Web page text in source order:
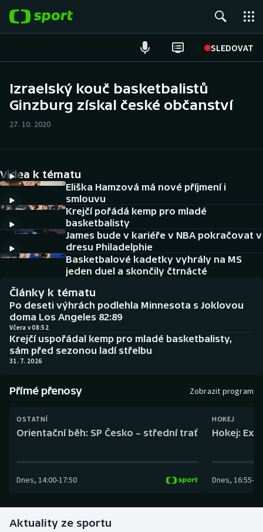
SLEDOVAT
Hokej
Cyklistika
DALŠÍ SPORTY
Americký fotbal
Baseball a softbal
Basketbal
Biatlon
Boby a skeleton
Box
Curling
Golf
NEPŘEHLÉDNĚTE
Historické návraty
Aplikace ČT sport
AZ kvíz
Izraelský kouč basketbalistů
Ginzburg získal české občanství
27. 10. 2020
Videa k tématu
Eliška Hamzová má nové příjmení i
smlouvu
Krejčí pořádá kemp pro mladé
basketbalisty
James bude v kariéře v NBA pokračovat v
dresu Philadelphie
Basketbalové kadetky vyhrály na MS
jeden duel a skončily čtrnácté
Články k tématu
Po deseti výhrách podlehla Minnesota s Joklovou
doma Los Angeles 82:89
Včera v 08:52
Krejčí uspořádal kemp pro mladé basketbalisty,
sám před sezonou ladí střelbu
31. 7. 2026
Přímé přenosy Zobrazit program
OSTATNÍ
Orientační běh: SP Česko – střední trať
Dnes, 14:00-17:50
HOKEJ
Hokej:
Dnes, 16:55-
Aktuality ze sportu